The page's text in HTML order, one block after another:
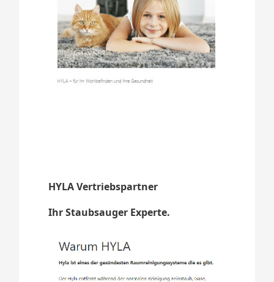
HYLA Vertriebspartner
Ihr Staubsauger Experte.